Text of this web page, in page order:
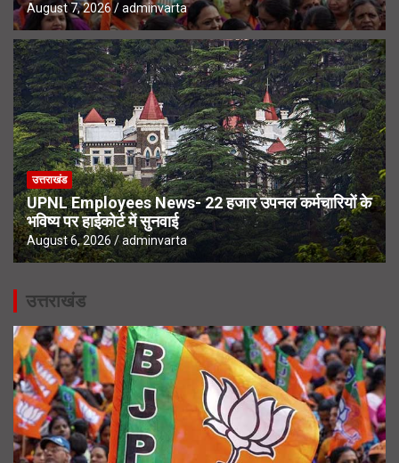
August 7, 2026 adminvarta
उत्तराखंड
UPNL Employees News- 22 हजार उपनल कर्मचारियों के
भविष्य पर हाईकोर्ट में सुनवाई
August 6, 2026 adminvarta
उत्तराखंड